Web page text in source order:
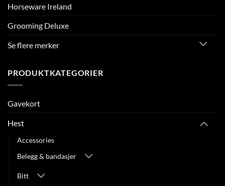
Horseware Ireland
Grooming Deluxe
Se flere merker
PRODUKTKATEGORIER
Gavekort
Hest
Accessories
Belegg & bandasjer
Bitt